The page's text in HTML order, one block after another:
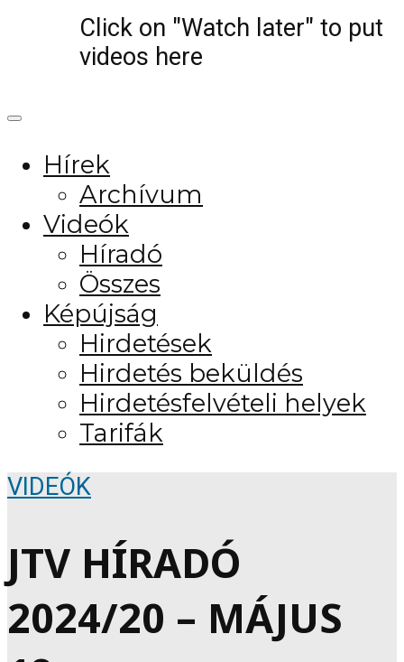
Click on "Watch later" to put
videos here
Hírek
Archívum
Videók
Híradó
Összes
Képújság
Hirdetések
Hirdetés beküldés
Hirdetésfelvételi helyek
Tarifák
VIDEÓK
JTV HÍRADÓ
2024/20 – MÁJUS